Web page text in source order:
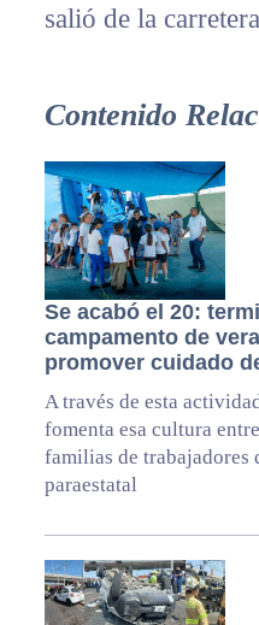
salió de la
Contenido
Se acabó el 20:
campamento de
promover cuidado
A través de esta
fomenta esa cultura
familias de trabajadores
paraestatal